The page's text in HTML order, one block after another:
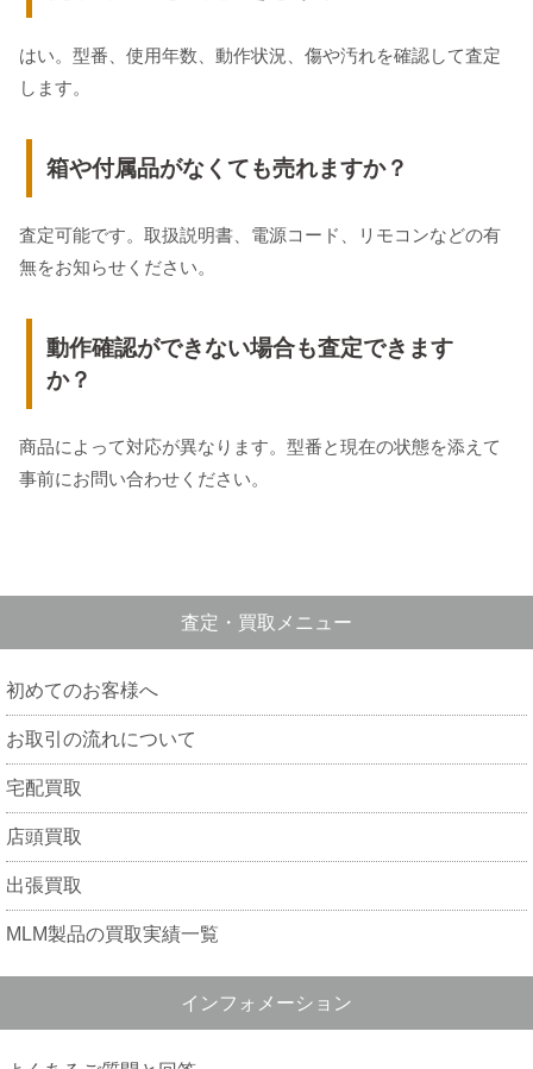
はい。型番、使用年数、動作状況、傷や汚れを確認して査定
します。
箱や付属品がなくても売れますか？
査定可能です。取扱説明書、電源コード、リモコンなどの有
無をお知らせください。
動作確認ができない場合も査定できます
か？
商品によって対応が異なります。型番と現在の状態を添えて
事前にお問い合わせください。
査定・買取メニュー
初めてのお客様へ
お取引の流れについて
宅配買取
店頭買取
出張買取
MLM製品の買取実績一覧
インフォメーション